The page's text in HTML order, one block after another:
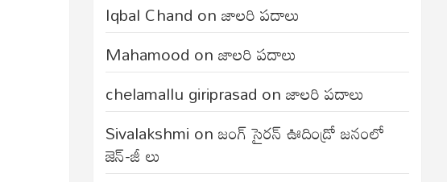
Iqbal Chand onజాలరి పదాలు
Mahamood onజాలరి పదాలు
chelamallu giriprasad onజాలరి పదాలు
Sivalakshmi onజంగ్‌ సైరన్‌ ఊదిండ్రో జనంలో
జెన్-జీ లు